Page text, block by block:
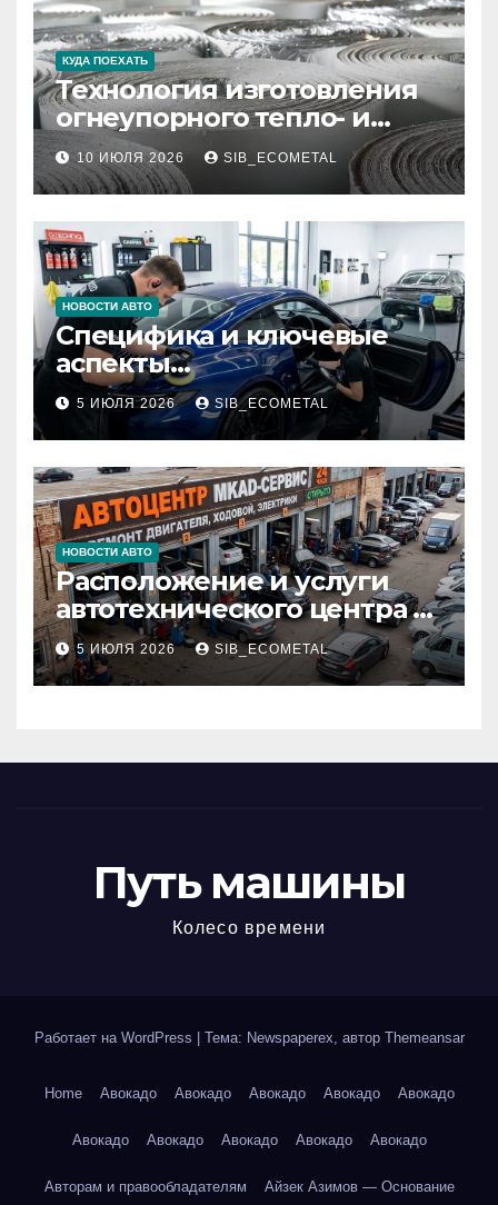
КУДА ПОЕХАТЬ
Технология изготовления
огнеупорного тепло- и
звукоизоляционного
картона МКРК-500 из
муллитокремнеземистого
волокна
10 ИЮЛЯ 2026 SIB_ECOMETAL
НОВОСТИ АВТО
Специфика и ключевые
аспекты
профессионального
детейлинга кузова и
салона
5 ИЮЛЯ 2026 SIB_ECOMETAL
НОВОСТИ АВТО
Расположение и услуги
автотехнического центра в
районе 84-го километра
МКАД
5 ИЮЛЯ 2026 SIB_ECOMETAL
Путь машины
Колесо времени
Работает на WordPress | Тема: Newspaperex, автор Themeansar
Home Авокадо Авокадо Авокадо Авокадо Авокадо
Авокадо Авокадо Авокадо Авокадо Авокадо
Авторам и правообладателям Айзек Азимов — Основание